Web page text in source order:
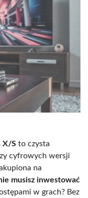
X/S to czysta
cyfrowych wersji
na
musisz inwestować
w grach? Bez